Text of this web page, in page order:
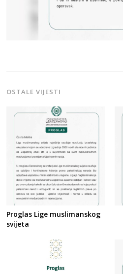
OSTALE VIJESTI
Proglas Lige muslimanskog
svijeta